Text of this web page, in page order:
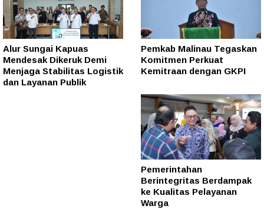
Alur Sungai Kapuas
Mendesak Dikeruk Demi
Menjaga Stabilitas Logistik
dan Layanan Publik
Pemkab Malinau Tegaskan
Komitmen Perkuat
Kemitraan dengan GKPI
Pemerintahan
Berintegritas Berdampak
ke Kualitas Pelayanan
Warga